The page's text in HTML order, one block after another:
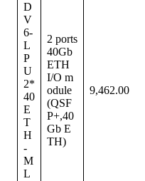
D
V
6-
L
P
U
2*
40
E
T
H
-
M
L
2 ports
40Gb
ETH
I/O m
odule
(QSF
P+,40
Gb E
TH)
9,462.00